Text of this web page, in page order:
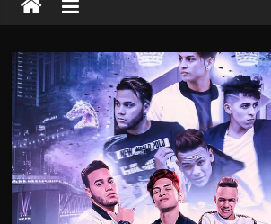
Inc
Colombia
Music
Inc